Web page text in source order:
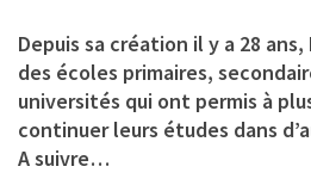
Depuis sa création il y a 28
des écoles primaires,
universités qui ont permis à
continuer leurs études dans
A suivre…